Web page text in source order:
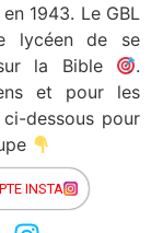
1943. Le GBL
lycéen de se
la Bible
.
et pour les
dessous pour
INSTA